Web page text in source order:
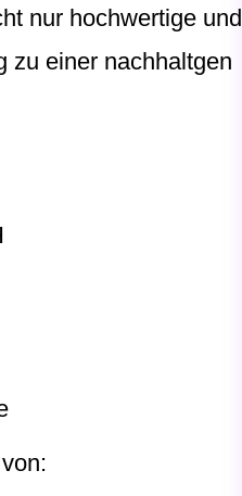
nur hochwertige und
zu einer nachhaltgen